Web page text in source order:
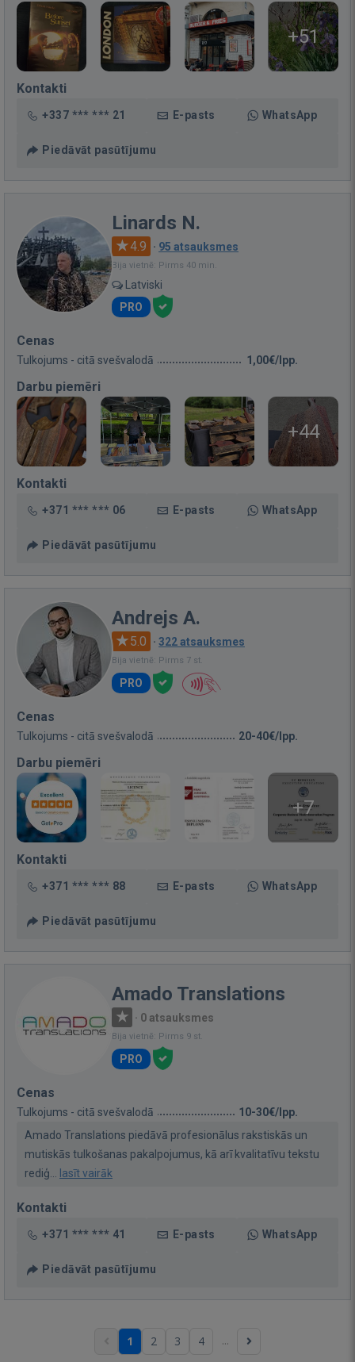
+51
Kontakti
+337 *** *** 21 E-pasts WhatsApp
Piedāvāt pasūtījumu
Linards N.
4.9 · 95 atsauksmes
Bija vietnē: Pirms 40 min.
Latviski
PRO
Cenas
Tulkojums - citā svešvalodā 1,00€/lpp.
Darbu piemēri
+44
Kontakti
+371 *** *** 06 E-pasts WhatsApp
Piedāvāt pasūtījumu
Andrejs A.
5.0 · 322 atsauksmes
Bija vietnē: Pirms 7 st.
PRO
Cenas
Tulkojums - citā svešvalodā 20-40€/lpp.
Darbu piemēri
+7
Kontakti
+371 *** *** 88 E-pasts WhatsApp
Piedāvāt pasūtījumu
Amado Translations
· 0 atsauksmes
Bija vietnē: Pirms 9 st.
PRO
Cenas
Tulkojums - citā svešvalodā
10-30€/lpp.
Amado Translations piedāvā profesionālus rakstiskās un
mutiskās tulkošanas pakalpojumus, kā arī kvalitatīvu tekstu
rediģ... lasīt vairāk
Kontakti
+371 *** *** 41 E-pasts WhatsApp
Piedāvāt pasūtījumu
1 2 3 4 ...